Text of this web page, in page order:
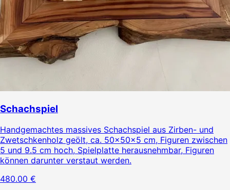
Schachspiel
Handgemachtes massives Schachspiel aus Zirben- und
Zwetschkenholz geölt, ca. 50x50x5 cm, Figuren zwischen
5 und 9.5 cm hoch, Spielplatte herausnehmbar, Figuren
können darunter verstaut werden.
480.00 €